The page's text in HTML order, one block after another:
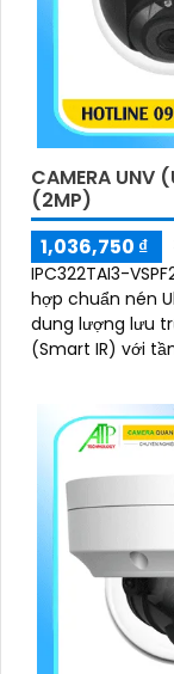
CAMERA UNV
(2MP)
1,036,750 ₫
IPC322TAI3-
hợp chuẩn nén
dung lượng lưu trữ. Camera có hồng ngoại
(Smart IR) với
trong mọi điều
tiết kiệm chi phí